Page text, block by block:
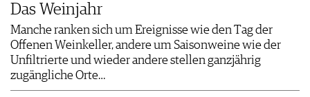
Das Weinjahr
Manche ranken sich um Ereignisse wie den Tag der
Offenen Weinkeller, andere um Saisonweine wie der
Unfiltrierte und wieder andere stellen ganzjährig
zugängliche Orte…